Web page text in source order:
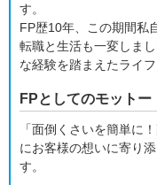
す。
FP歴10年、この期間私
転職と生活も一変しま
な経験を踏まえたライ
FPとしてのモットー
「面倒くさいを簡単に
にお客様の想いに寄り
す。